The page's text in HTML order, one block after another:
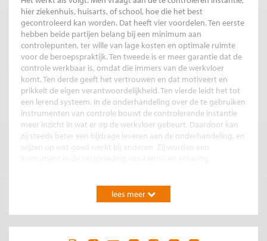
hier ziekenhuis, huisarts, of school, hoe die het best
gecontroleerd kan worden. Dat heeft vier voordelen. Ten eerste
hebben beide partijen belang bij een minimum aan
controlepunten, ter wille van lage kosten en optimale ruimte
voor de beroepspraktijk. Ten tweede is er meer garantie dat de
controle werkbaar is, omdat die immers van de werkvloer
komt. Ten derde geeft het vertrouwen en dat motiveert en
prikkelt de eigen verantwoordelijkheid. Ten vierde leidt het tot
een lerend systeem. In de onderhandeling over de te gebruiken
instrumenten van controle bouwt de controlerende instantie
meer inzicht in wat er op de werkvloer gebeurt. Daardoor kan
zij steeds beter een bijdrage leveren aan de onderhandeling, en
wijzen op wat goed werkt bij anderen. Zij worden een
Er is een adder onder het gras. Wat als de te controleren
laat, onder andere doordat de controlerende instantie ook een
lees meer